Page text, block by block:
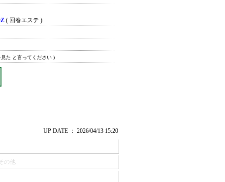
( 回春エステ )
た と言ってください )
UP DATE ： 2026/04/13 15:20
の他